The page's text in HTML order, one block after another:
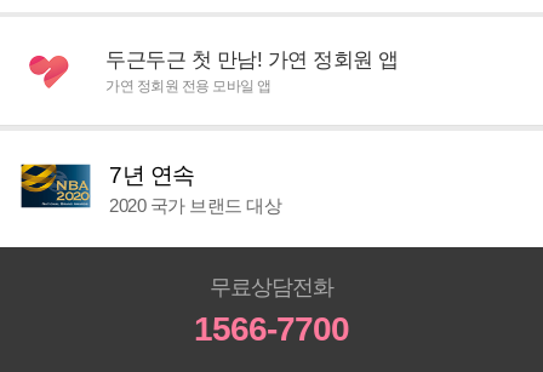
두근두근 첫 만남! 가연 정회원 앱
가연 정회원 전용 모바일 앱
7년 연속
2020 국가 브랜드 대상
무료상담전화
1566-7700